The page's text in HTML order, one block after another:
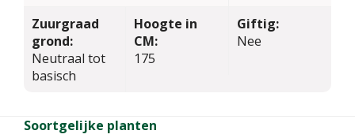
Zuurgraad
grond:
Neutraal tot
basisch
Hoogte in
CM:
175
Giftig:
Nee
Soortgelijke planten